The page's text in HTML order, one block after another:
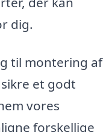
dig.
til montering af
et godt
vores
forskellige